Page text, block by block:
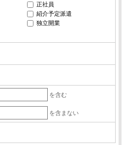
正社員
紹介予定派遣
独立開業
を含む
を含まない